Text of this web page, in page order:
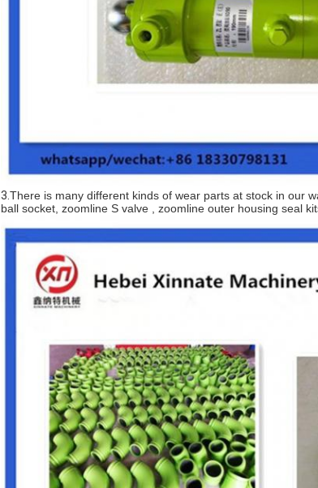
3. There is many different kinds of wear parts at stock in our
ball socket, zoomline S valve , zoomline outer housing seal